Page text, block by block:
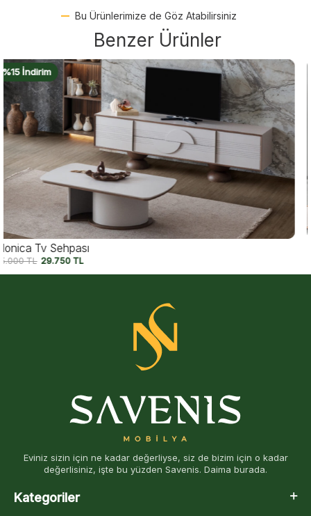
Bu Ürünlerimize de Göz Atabilirsiniz
Benzer Ürünler
%18 İndirim
Felix Tv Sehpası
45.750TL 37.500TL
Eviniz sizin için ne kadar değerliyse, siz de bizim için o kadar
değerlisiniz, işte bu yüzden Savenis. Daima burada.
Kategoriler